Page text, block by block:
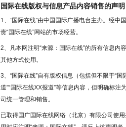
国际在线版权与信息产品内容销售的声明
1、“国际在线”由中国国际广播电台主办。经
责“国际在线”网站的市场经营。
2、凡本网注明“来源：国际在线”的所有信息内
其他方式使用。
3、“国际在线”自有版权信息（包括但不限于“国
道”“国际在线XX报道”等信息内容，但明确标
司统一管理和销售。
已取得国广国际在线网络（北京）有限公司使